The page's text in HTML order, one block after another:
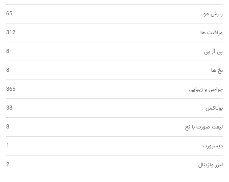
ریزش مو 65
مراقبت ها 312
پی آر پی 8
نخ ها 8
جراحی و زیبایی 365
بوتاکس 38
لیفت صورت با نخ 8
دیسپورت 1
لیزر واژینال 2